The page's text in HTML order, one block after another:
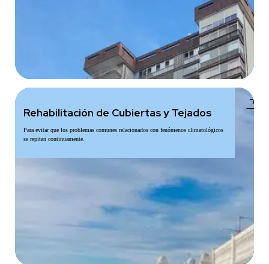
Rehabilitación de Cubiertas y Tejados
Para evitar que los problemas comunes relacionados con fenómenos climatológicos
se repitan continuamente.
add